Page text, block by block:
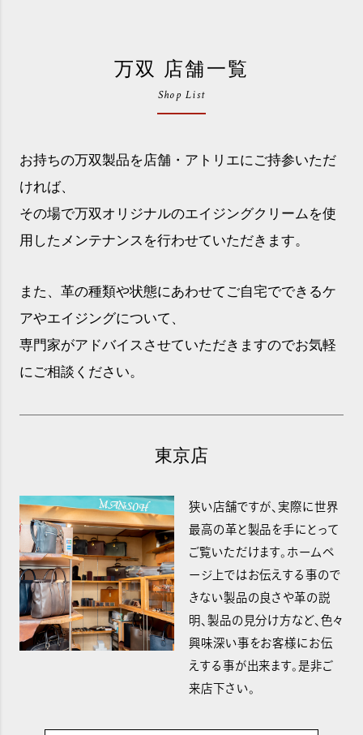
万双 店舗一覧
Shop List
お持ちの万双製品を店舗・アトリエにご持参いただ
ければ、
その場で万双オリジナルのエイジングクリームを使
用したメンテナンスを行わせていただきます。
また、革の種類や状態にあわせてご自宅でできるケ
アやエイジングについて、
専門家がアドバイスさせていただきますのでお気軽
にご相談ください。
東京店
狭い店舗ですが、実際に世界
最高の革と製品を手にとって
ご覧いただけます。ホームペ
ージ上ではお伝えする事ので
きない製品の良さや革の説
明、製品の見分け方など、色々
興味深い事をお客様にお伝
えする事が出来ます。是非ご
来店下さい。